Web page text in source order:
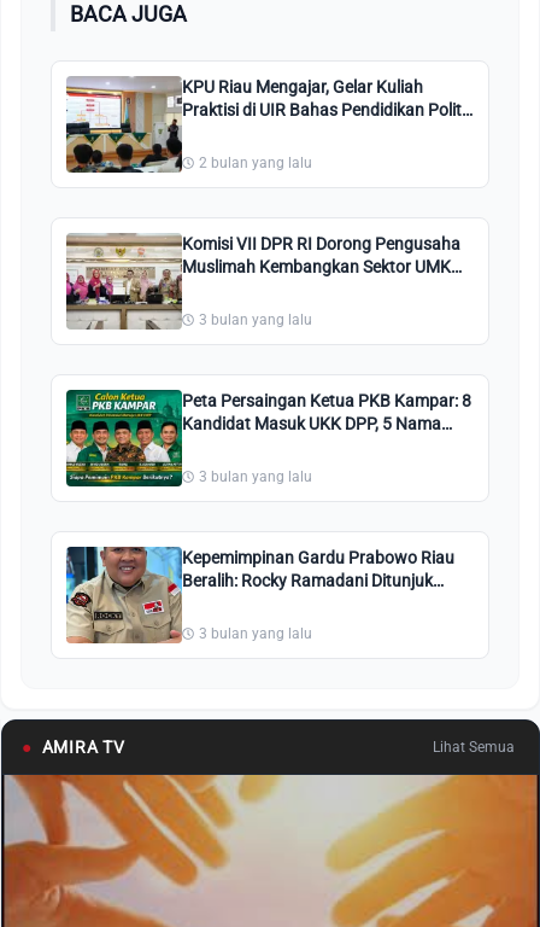
BACA JUGA
KPU Riau Mengajar, Gelar Kuliah
Praktisi di UIR Bahas Pendidikan Politik
2 bulan yang lalu
Komisi VII DPR RI Dorong Pengusaha
Muslimah Kembangkan Sektor UMKM
3 bulan yang lalu
Peta Persaingan Ketua PKB Kampar: 8
Kandidat Masuk UKK DPP, 5 Nama
3 bulan yang lalu
Kepemimpinan Gardu Prabowo Riau
Beralih: Rocky Ramadani Ditunjuk
3 bulan yang lalu
● AMIRA TV Lihat Semua